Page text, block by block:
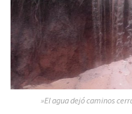
»El agua dejó caminos